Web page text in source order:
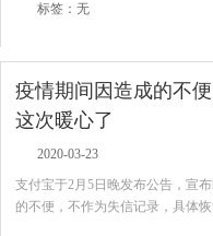
标签：无
疫情期间因造成的不
这次暖心了
2020-03-23
支付宝于2月5日晚发布公告，宣
的不便，不作为失信记录，具体恢